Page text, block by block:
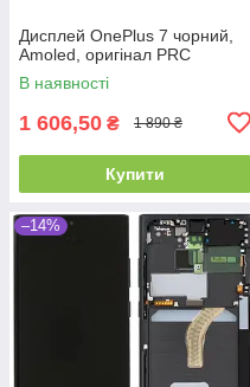
Дисплей OnePlus 7 чорний,
Amoled, оригінал PRC
В наявності
1 606,50 ₴ 1 890 ₴
Купити
–14%